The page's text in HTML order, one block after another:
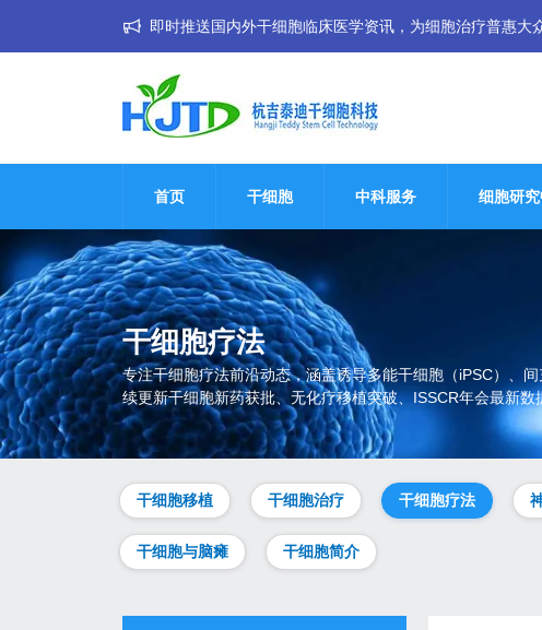
即时推送国内外干细胞临床医学资讯，为细胞治疗普惠
首页 干细胞 中科服务 细胞研
干细胞疗法
专注干细胞疗法前沿动态，涵盖诱导多能干细胞（iPSC）、
续更新干细胞新药获批、无化疗移植突破、ISSCR年会最新
干细胞移植 干细胞治疗 干细胞疗法
干细胞与脑瘫 干细胞简介